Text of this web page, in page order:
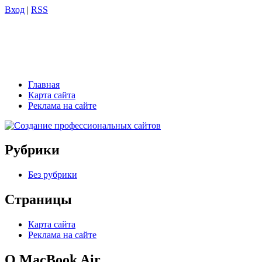
Вход | RSS
Главная
Карта сайта
Реклама на сайте
Рубрики
Без рубрики
Страницы
Карта сайта
Реклама на сайте